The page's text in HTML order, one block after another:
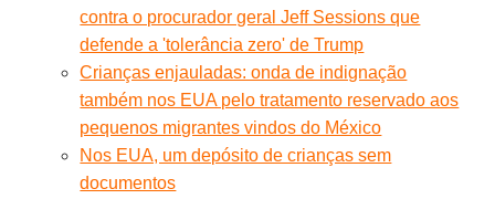
contra o procurador geral Jeff Sessions que
defende a 'tolerância zero' de Trump
Crianças enjauladas: onda de indignação
também nos EUA pelo tratamento reservado aos
pequenos migrantes vindos do México
Nos EUA, um depósito de crianças sem
documentos